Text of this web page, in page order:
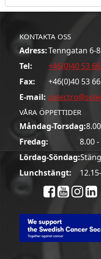
KONTAKTA OSS
Adress:Tenngatan 6-
Tel:
+46(0)40 53
Fax:
+46(0)40 53
E-mail:
VÅRA ÖPPETTIDER
Måndag-Torsdag:
Fredag:
8.00
Lördag-Söndag:
Lunchstängt: